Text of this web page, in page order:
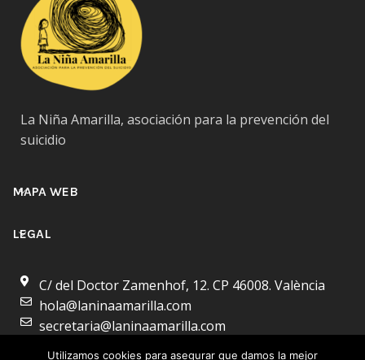
La Niña Amarilla, asociación para la prevención del
suicidio
MAPA WEB
LEGAL
C/ del Doctor Zamenhof, 12. CP 46008. València
hola@laninaamarilla.com
secretaria@laninaamarilla.com
Utilizamos cookies para asegurar que damos la mejor